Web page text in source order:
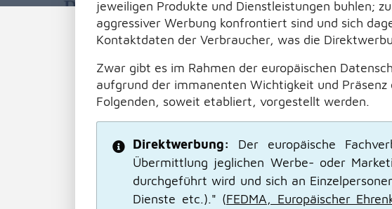
jeweiligen Produkte und Dienstleistungen buhlen;
aggressiver Werbung konfrontiert sind und sich
Kontaktdaten der Verbraucher, was die
Zwar gibt es im Rahmen der europäischen
aufgrund der immanenten Wichtigkeit und
Folgenden, soweit etabliert, vorgestellt werden.
Direktwerbung: Der europäische
Übermittlung jeglichen Werbe- oder
durchgeführt wird und sich an
Dienste etc.)." (FEDMA, Europäischer